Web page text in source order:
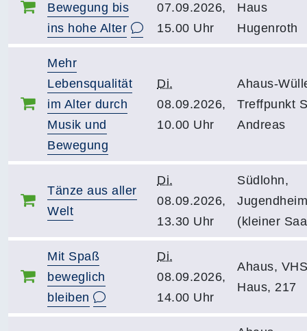
Bewegung bis
ins hohe Alter
07.09.2026,
15.00 Uhr
Haus
Hugenroth
Mehr
Lebensqualität
im Alter durch
Musik und
Bewegung
Di.
08.09.2026,
10.00 Uhr
Ahaus-
Treffpunkt
Andreas
Tänze aus aller
Welt
Di.
08.09.2026,
13.30 Uhr
Südlohn,
Jugendheim
(kleiner
Mit Spaß
beweglich
bleiben
Di.
08.09.2026,
14.00 Uhr
Ahaus,
Haus, 217